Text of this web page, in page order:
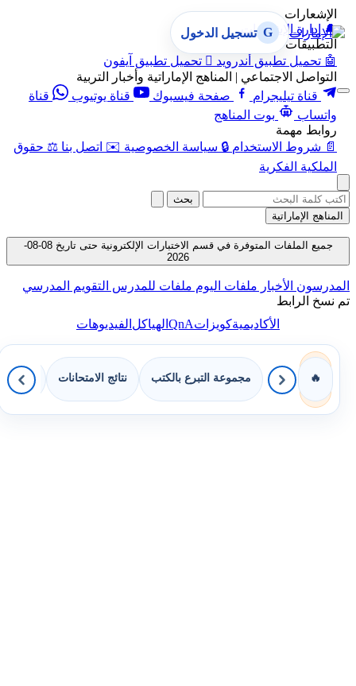
الإشعارات
🔔 إدارة الإشعارات
التطبيقات
🤖 تحميل تطبيق أندرويد  تحميل تطبيق آيفون
التواصل الاجتماعي | المناهج الإماراتية وأخبار التربية
قناة تيليجرام
صفحة فيسبوك قناة يوتيوب
قناة
واتساب
بوت المناهج
روابط مهمة
📄 شروط الاستخدام 🔒 سياسة الخصوصية ✉️ اتصل بنا ⚖️ حقوق
الملكية الفكرية
G تسجيل الدخول
بحث
المناهج الإماراتية
جميع الملفات المتوفرة في قسم الاختبارات الإلكترونية حتى تاريخ 08-08-
2026
المدرسون الأخبار ملفات اليوم ملفات للمدرس التقويم المدرسي
تم نسخ الرابط
الأكاديميةكويزاتQnAالهياكل الفيديوهات
🔥 مجموعة التبرع بالكتب نتائج الامتحانات